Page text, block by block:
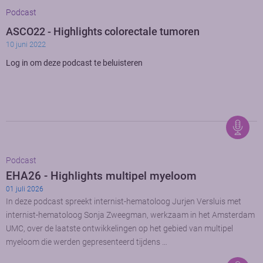
Podcast
ASCO22 - Highlights colorectale tumoren
10 juni 2022
Log in om deze podcast te beluisteren
Podcast
EHA26 - Highlights multipel myeloom
01 juli 2026
In deze podcast spreekt internist-hematoloog Jurjen Versluis met
internist-hematoloog Sonja Zweegman, werkzaam in het Amsterdam
UMC, over de laatste ontwikkelingen op het gebied van multipel
myeloom die werden gepresenteerd tijdens …